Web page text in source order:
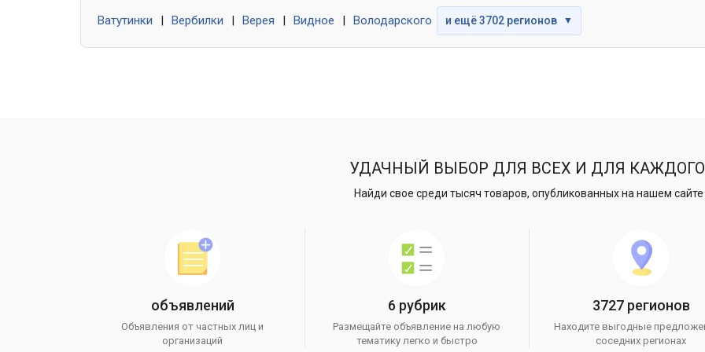
Ватутинки Вербилки Верея Видное Володарского и ещё 3702 регионов ▼
УДАЧНЫЙ ВЫБОР ДЛЯ ВСЕХ И ДЛЯ
Найди свое среди тысяч товаров, опубликованных на нашем сайте
объявлений
Объявления от частных лиц и
организаций
6 рубрик
Размещайте объявление на любую
тематику легко и быстро
3727 регионов
Находите выгодные
соседних регионах